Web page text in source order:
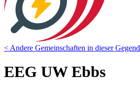
< Andere Gemeinschaften in dieser Gegend
EEG UW Ebbs